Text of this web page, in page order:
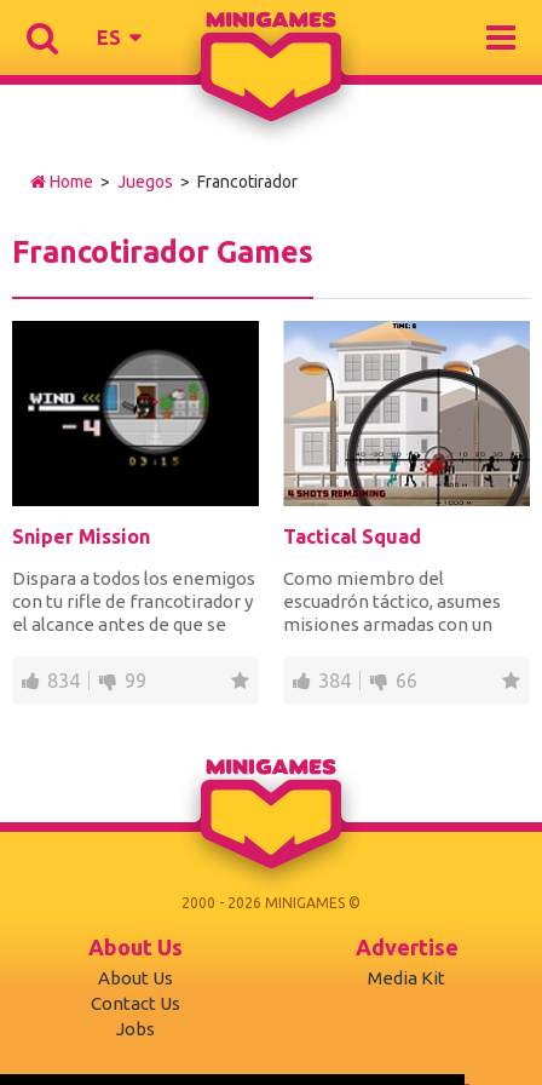
ES
Home > Juegos > Francotirador
Francotirador Games
Sniper Mission
Dispara a todos los enemigos
con tu rifle de francotirador y
el alcance antes de que se
834 99
Tactical Squad
Como miembro del
escuadrón táctico, asumes
misiones armadas con un
limi...384 66
2000 - 2026 MINIGAMES ©
About Us
About Us
Contact Us
Jobs
Advertise
Media Kit